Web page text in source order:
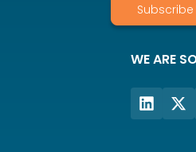
Subscribe
WE ARE